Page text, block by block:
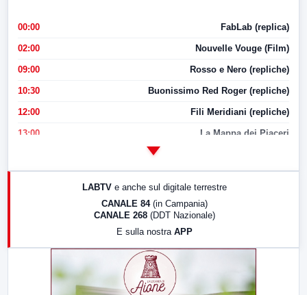
00:00 FabLab (replica)
02:00 Nouvelle Vouge (Film)
09:00 Rosso e Nero (repliche)
10:30 Buonissimo Red Roger (repliche)
12:00 Fili Meridiani (repliche)
13:00 La Mappa dei Piaceri
LABTV e anche sul digitale terrestre
CANALE 84 (in Campania)
CANALE 268 (DDT Nazionale)
E sulla nostra APP